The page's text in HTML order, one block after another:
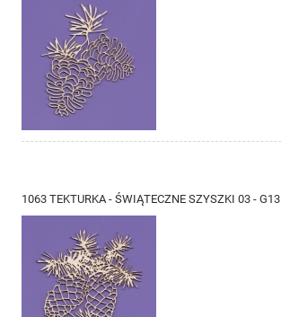
1063 TEKTURKA - ŚWIĄTECZNE SZYSZKI 03 - G13